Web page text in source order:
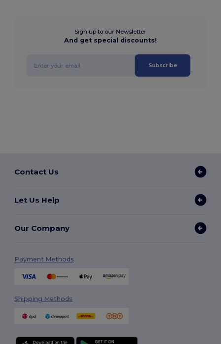
Sign up to our Newsletter
And get special discounts!
Subscribe
Contact Us
Let Us Help
Our Company
Payment Methods
Shipping Methods